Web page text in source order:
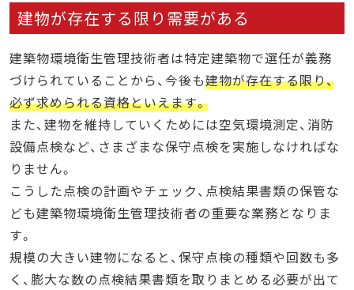
建物が存在する限り需要がある
建築物環境衛生管理技術者は特定建築物で選任が義務
づけられていることから、今後も建物が存在する限り、
必ず求められる資格といえます。
また、建物を維持していくためには空気環境測定、消防
設備点検など、さまざまな保守点検を実施しなければな
りません。
こうした点検の計画やチェック、点検結果書類の保管な
ども建築物環境衛生管理技術者の重要な業務となりま
す。
規模の大きい建物になると、保守点検の種類や回数も多
く、膨大な数の点検結果書類を取りまとめる必要が出て